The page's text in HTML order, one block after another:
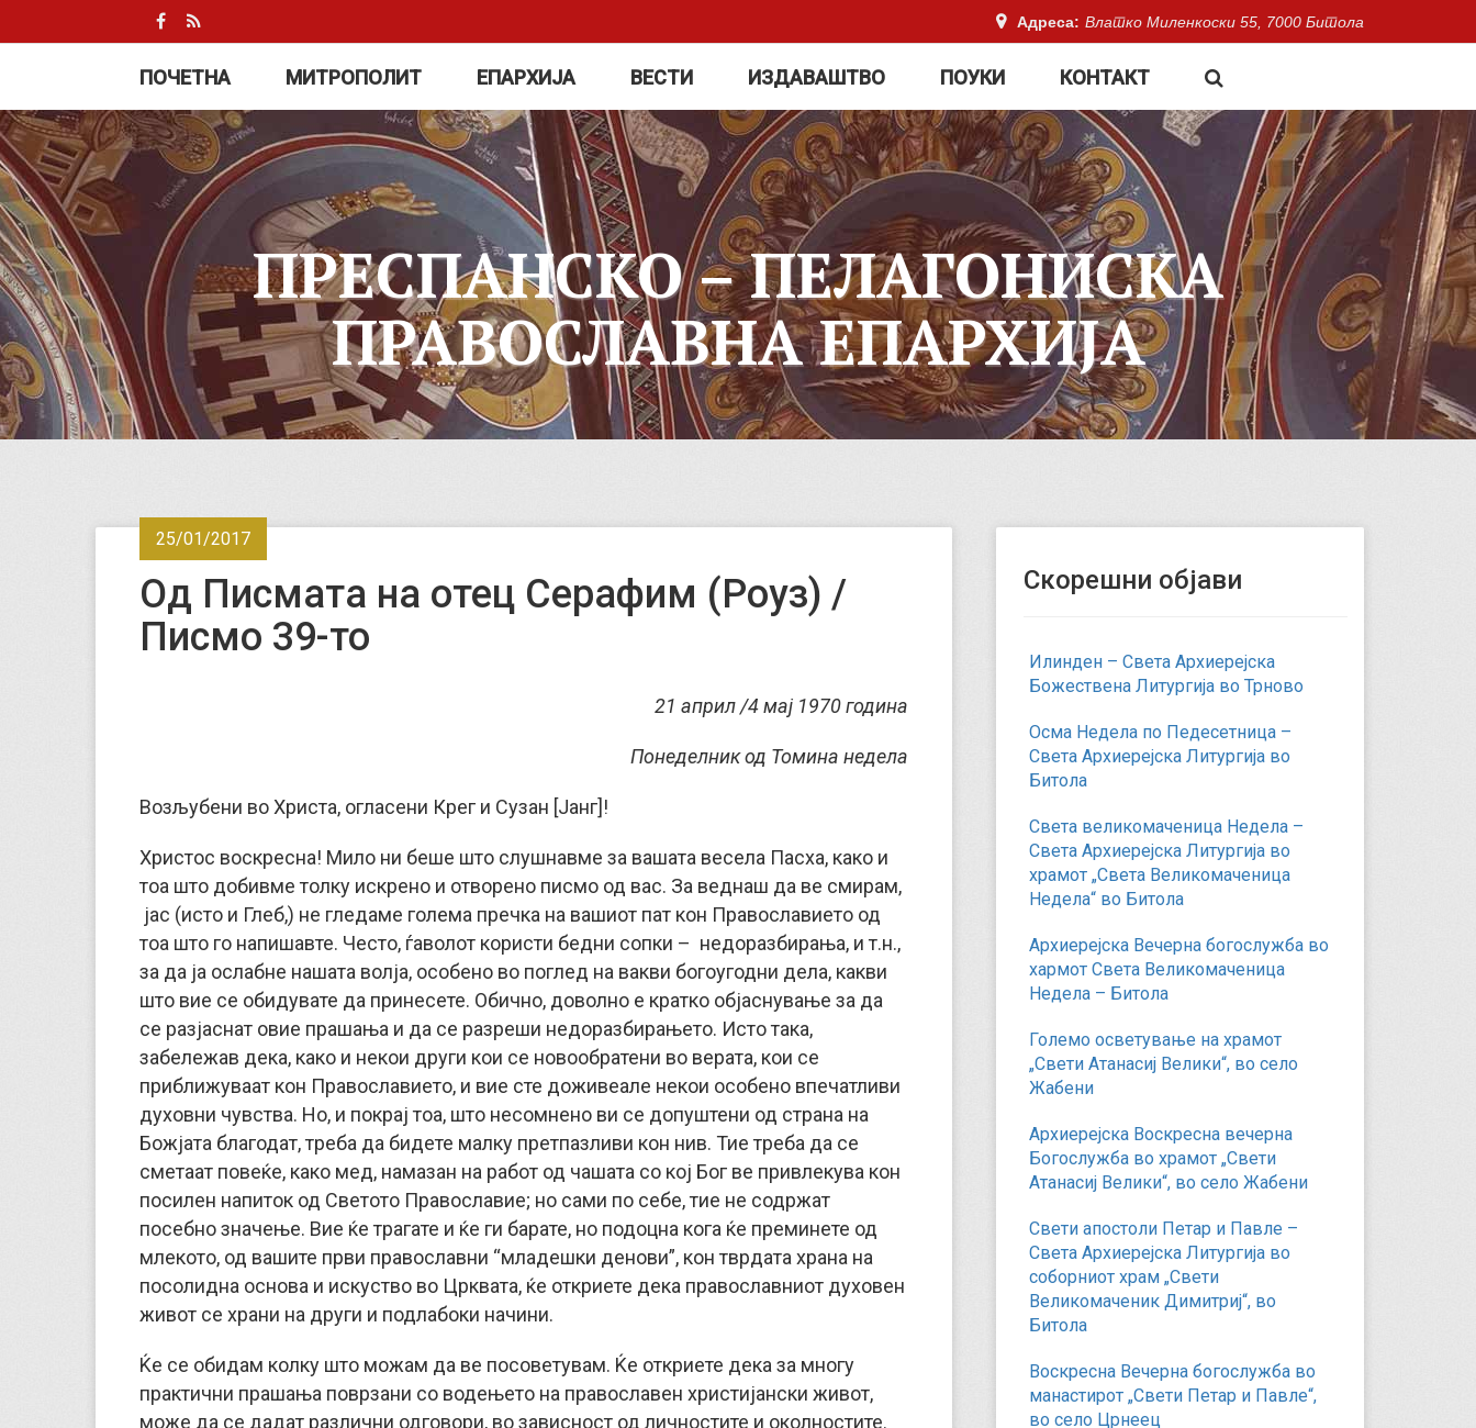
Адреса: Влатко Миленкоски 55, 7000 Битола
ПОЧЕТНА МИТРОПОЛИТ ЕПАРХИЈА ВЕСТИ ИЗДАВАШТВО ПОУКИ КОНТАКТ
ПРЕСПАНСКО – ПЕЛАГОНИСКА
ПРАВОСЛАВНА ЕПАРХИЈА
25/01/2017
Од Писмата на отец Серафим (Роуз) /
Писмо 39-то
21 април /4 мај 1970 година
Понеделник од Томина недела
Возљубени во Христа, огласени Крег и Сузан [Јанг]!
Христос воскресна! Мило ни беше што слушнавме за вашата весела Пасха, како и
тоа што добивме толку искрено и отворено писмо од вас. За веднаш да ве смирам,
јас (исто и Глеб,) не гледаме голема пречка на вашиот пат кон Православието од
тоа што го напишавте. Често, ѓаволот користи бедни сопки – недоразбирања, и т.н.,
за да ја ослабне нашата волја, особено во поглед на вакви богоугодни дела, какви
што вие се обидувате да принесете. Обично, доволно е кратко објаснување за да
се разјаснат овие прашања и да се разреши недоразбирањето. Исто така,
забележав дека, како и некои други кои се новообратени во верата, кои се
приближуваат кон Православието, и вие сте доживеале некои особено впечатливи
духовни чувства. Но, и покрај тоа, што несомнено ви се допуштени од страна на
Божјата благодат, треба да бидете малку претпазливи кон нив. Тие треба да се
сметаат повеќе, како мед, намазан на работ од чашата со кој Бог ве привлекува кон
посилен напиток од Светото Православие; но сами по себе, тие не содржат
посебно значење. Вие ќе трагате и ќе ги барате, но подоцна кога ќе преминете од
млекото, од вашите први православни “младешки денови”, кон тврдата храна на
посолидна основа и искуство во Црквата, ќе откриете дека православниот духовен
живот се храни на други и подлабоки начини.
Ќе се обидам колку што можам да ве посоветувам. Ќе откриете дека за многу
практични прашања поврзани со водењето на православен христијански живот,
може да се дадат различни одговори, во зависност од личностите и околностите.
Скорешни објави
Илинден – Света Архиерејска
Божествена Литургија во Трново
Осма Недела по Педесетница –
Света Архиерејска Литургија во
Битола
Света великомаченица Недела –
Света Архиерејска Литургија во
храмот „Света Великомаченица
Недела“ во Битола
Архиерејска Вечерна богослужба во
хармот Света Великомаченица
Недела – Битола
Големо осветување на храмот
„Свети Атанасиј Велики“, во село
Жабени
Архиерејска Воскресна вечерна
Богослужба во храмот „Свети
Атанасиј Велики“, во село Жабени
Свети апостоли Петар и Павле –
Света Архиерејска Литургија во
соборниот храм „Свети
Великомаченик Димитриј“, во
Битола
Воскресна Вечерна богослужба во
манастирот „Свети Петар и Павле“,
во село Црнеец